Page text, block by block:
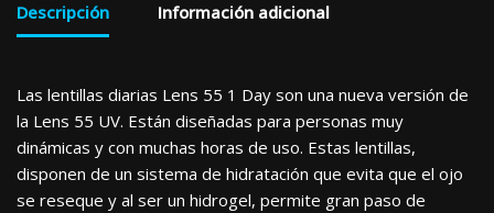
Descripción Información adicional
Las lentillas diarias Lens 55 1 Day son una nueva versión de
la Lens 55 UV. Están diseñadas para personas muy
dinámicas y con muchas horas de uso. Estas lentillas,
disponen de un sistema de hidratación que evita que el ojo
se reseque y al ser un hidrogel, permite gran paso de